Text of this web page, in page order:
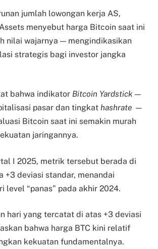
jumlah lowongan kerja AS,
menyebut harga Bitcoin saat ini
nilai wajarnya — mengindikasikan
strategis bagi investor jangka
bahwa indikator Bitcoin Yardstick —
pasar dan tingkat hashrate —
Bitcoin saat ini semakin murah
jaringannya.
I 2025, metrik tersebut berada di
+3 deviasi standar, menandai
level “panas” pada akhir 2024.
hari yang tercatat di atas +3 deviasi
bahwa harga BTC kini relatif
kekuatan fundamentalnya.